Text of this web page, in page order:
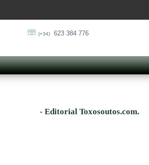
(+34) 623 384 776
- Editorial Toxosoutos.com.